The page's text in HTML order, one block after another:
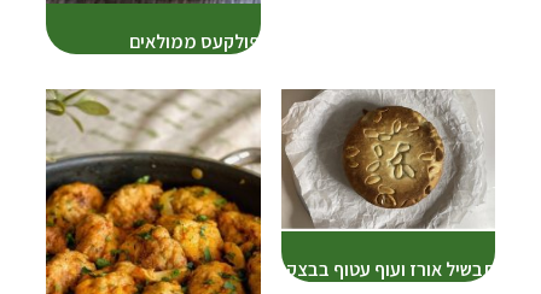
פולקעס ממולאים
תבשיל אורז ועוף עטוף בבצק